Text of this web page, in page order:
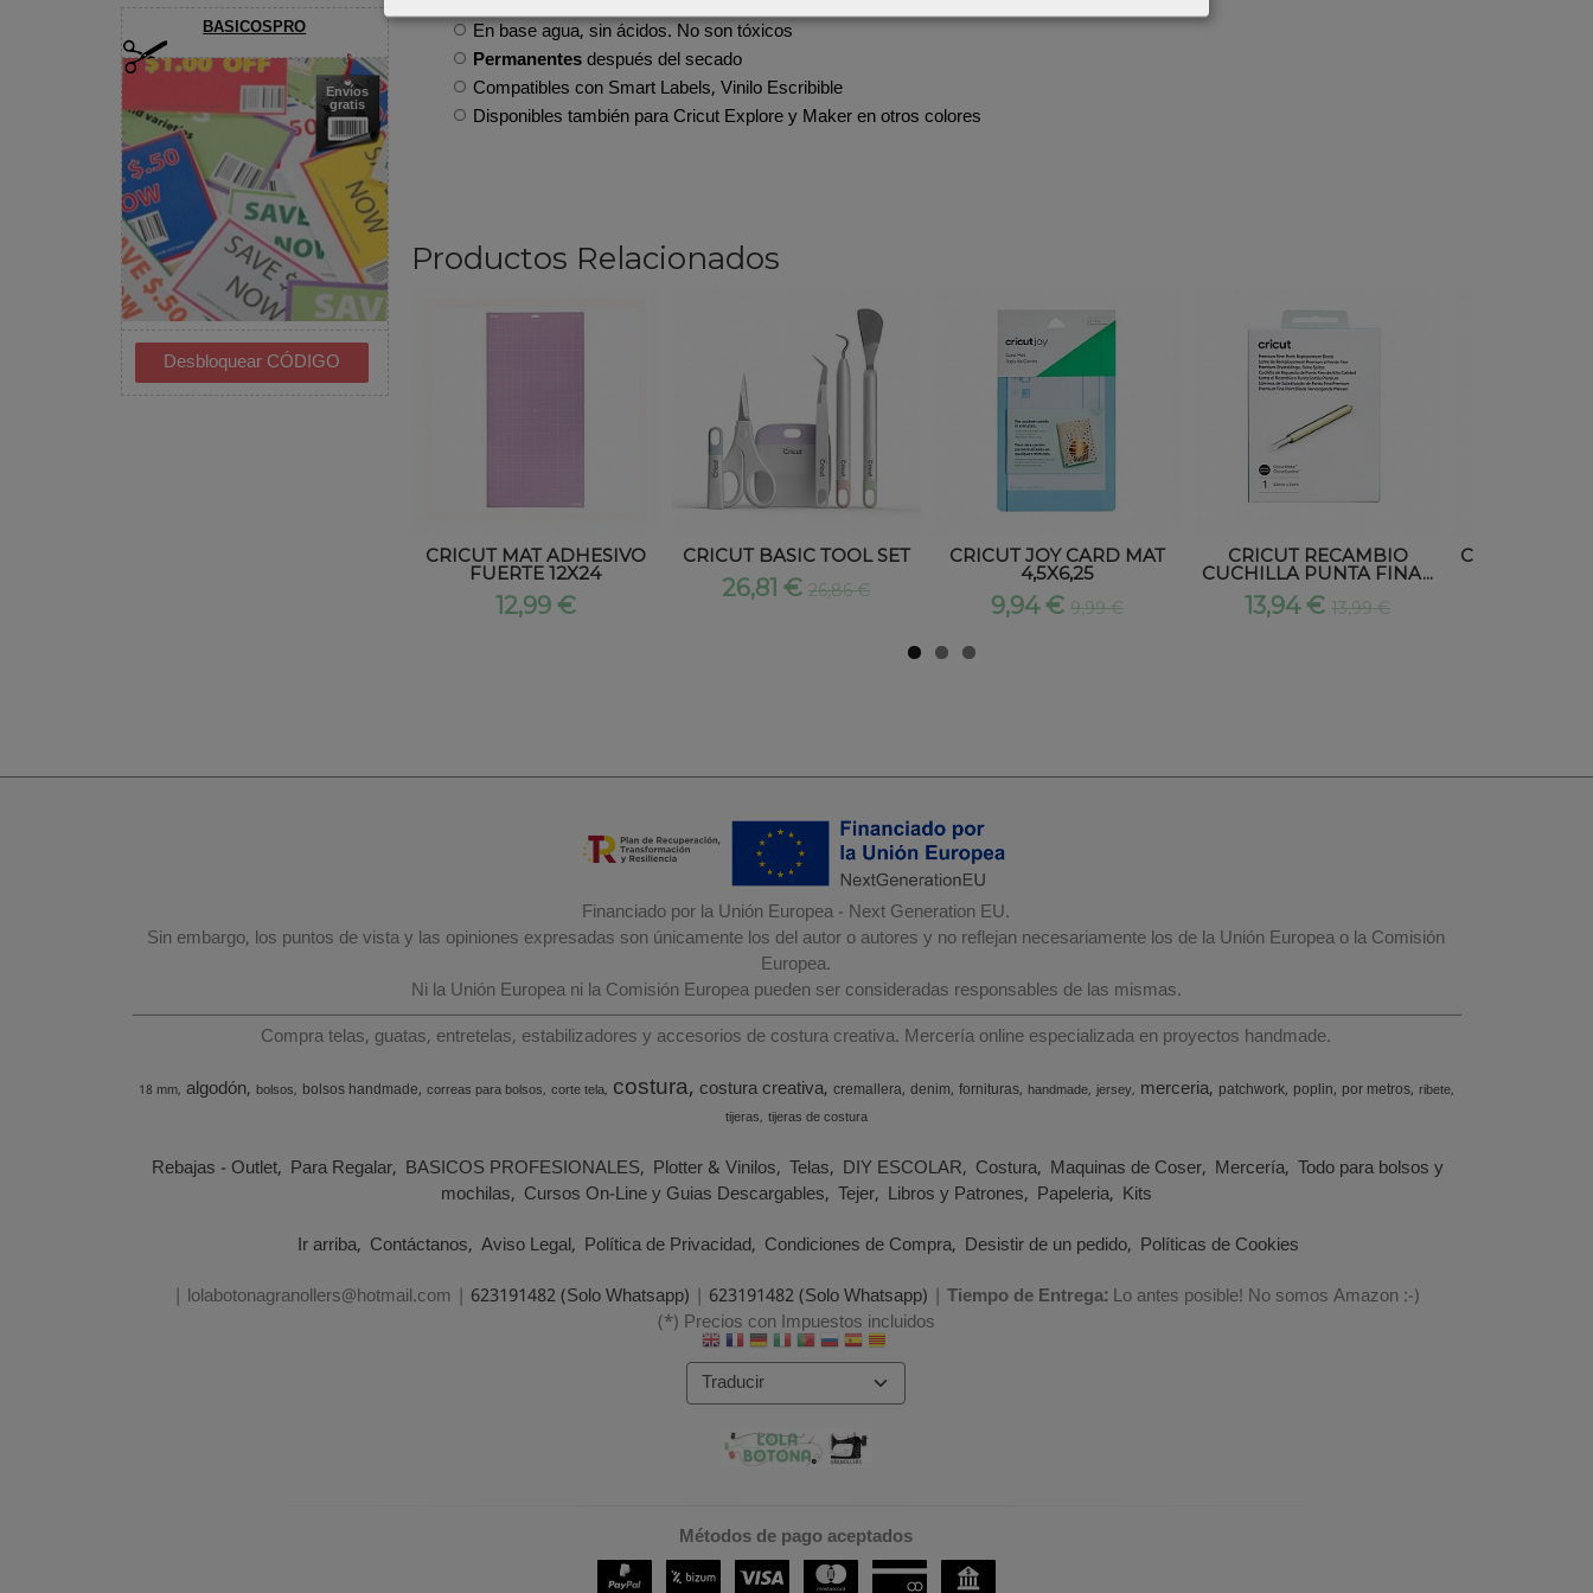
BASICOSPRO
Envíos
gratis
En base agua, sin ácidos. No son tóxicos
Permanentesdespués del secado
Compatibles con Smart Labels, Vinilo Escribible
Disponibles también para Cricut Explore y Maker en otros colores
Productos Relacionados
CRICUT MAT ADHESIVO
FUERTE 12X24
12,99 €
CRICUT BASIC TOOL SET
26,81 €26,86 €
CRICUT JOY CARD MAT
4,5X6,25
9,94 € 9,99 €
CRICUT RECAMBIO
CUCHILLA PUNTA FINA...
13,94 €13,99 €
CRICUT
Financiado por la Unión Europea - Next Generation EU.
Sin embargo, los puntos de vista y las opiniones expresadas son únicamente los del autor o autores y no reflejan necesariamente los de la Unión Europea o la Comisión
Europea.
Ni la Unión Europea ni la Comisión Europea pueden ser consideradas responsables de las mismas.
Compra telas, guatas, entretelas, estabilizadores y accesorios de costura creativa. Mercería online especializada en proyectos handmade.
18 mm algodón bolsos bolsos handmade correas para bolsos corte tela costura costura creativa cremallera denim fornituras handmade jersey merceria patchwork poplin por metros ribete
tijeras tijeras de costura
Rebajas - Outlet Para Regalar BASICOS PROFESIONALES Plotter & Vinilos Telas DIY ESCOLAR Costura Maquinas de Coser Mercería Todo para bolsos y
mochilas Cursos On-Line y Guias Descargables Tejer Libros y Patrones Papeleria Kits
Ir arriba Contáctanos Aviso Legal Política de Privacidad Condiciones de Compra Desistir de un pedido Políticas de Cookies
| lolabotonagranollers@hotmail.com | 623191482 (Solo Whatsapp) | 623191482 (Solo Whatsapp) | Tiempo de Entrega:Lo antes posible! No somos Amazon :-)
(*) Precios con Impuestos incluidos
Métodos de pago aceptados